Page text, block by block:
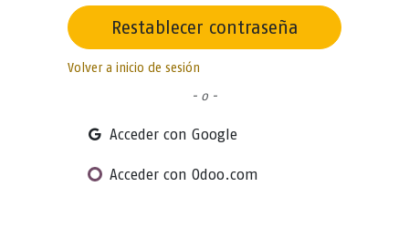
Restablecer contraseña
Volver a inicio de sesión
- o -
Acceder con Google
Acceder con Odoo.com